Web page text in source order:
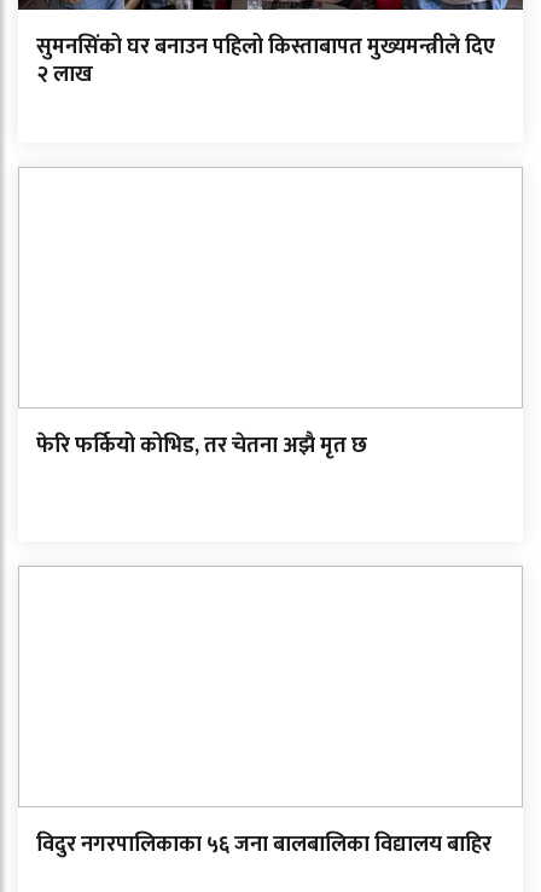
सुमनसिंको घर बनाउन पहिलो किस्ताबापत मुख्यमन्त्रीले दिए
२ लाख
फेरि फर्कियो कोभिड, तर चेतना अझै मृत छ
विदुर नगरपालिकाका ५६ जना बालबालिका विद्यालय बाहिर